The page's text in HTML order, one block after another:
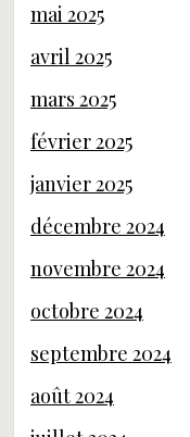
mai 2025
avril 2025
mars 2025
février 2025
janvier 2025
décembre 2024
novembre 2024
octobre 2024
septembre 2024
août 2024